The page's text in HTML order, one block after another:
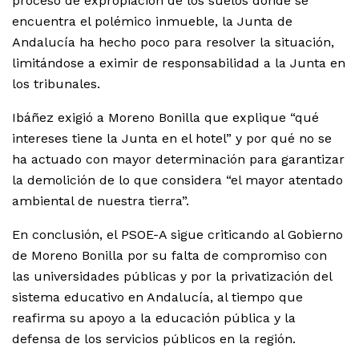
encuentra el polémico inmueble, la Junta de
Andalucía ha hecho poco para resolver la situación,
limitándose a eximir de responsabilidad a la Junta en
los tribunales.
Ibáñez exigió a Moreno Bonilla que explique “qué
intereses tiene la Junta en el hotel” y por qué no se
ha actuado con mayor determinación para garantizar
la demolición de lo que considera “el mayor atentado
ambiental de nuestra tierra”.
En conclusión, el PSOE-A sigue criticando al Gobierno
de Moreno Bonilla por su falta de compromiso con
las universidades públicas y por la privatización del
sistema educativo en Andalucía, al tiempo que
reafirma su apoyo a la educación pública y la
defensa de los servicios públicos en la región.